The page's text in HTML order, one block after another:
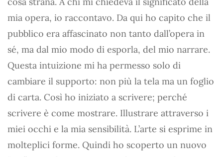
mia opera, io raccontavo. Da qui ho capito che il
pubblico era affascinato non tanto dall’opera in
sé, ma dal mio modo di esporla, del mio narrare.
Questa intuizione mi ha permesso solo di
cambiare il supporto: non più la tela ma un foglio
di carta. Così ho iniziato a scrivere; perché
scrivere è come mostrare. Illustrare attraverso i
miei occhi e la mia sensibilità. L’arte si esprime in
molteplici forme. Quindi ho scoperto un nuovo